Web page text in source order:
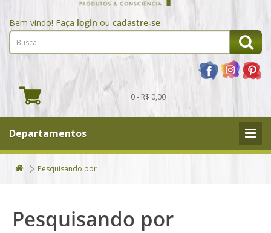
Bem vindo! Faça login ou cadastre-se
0 - R$ 0,00
Departamentos
Pesquisando por
Pesquisando por